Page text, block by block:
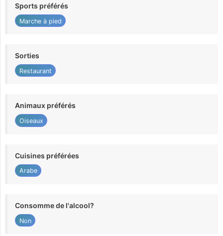
Sports préférés
Marche à pied
Sorties
Restaurant
Animaux préférés
Oiseaux
Cuisines préférées
Arabe
Consomme de l'alcool?
Non